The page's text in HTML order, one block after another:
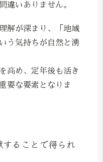
違いありません。
解が深まり、「地域
う気持ちが自然と湧
高め、定年後も活き
要な要素となりま
ることで得られ